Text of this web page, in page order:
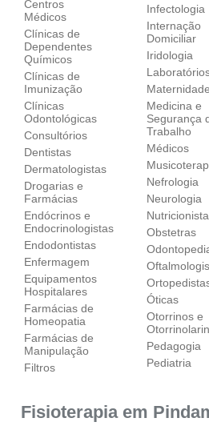
Centros
Médicos
Clínicas de
Dependentes
Químicos
Clínicas de
Imunização
Clínicas
Odontológicas
Consultórios
Dentistas
Dermatologistas
Drogarias e
Farmácias
Endócrinos e
Endocrinologistas
Endodontistas
Enfermagem
Equipamentos
Hospitalares
Farmácias de
Homeopatia
Farmácias de
Manipulação
Filtros
Infectologia
Internação
Domiciliar
Iridologia
Medicina e
Segurança
Trabalho
Médicos
Nefrologia
Neurologia
Obstetras
Óticas
Otorrinos e
Pedagogia
Pediatria
Fisioterapia em